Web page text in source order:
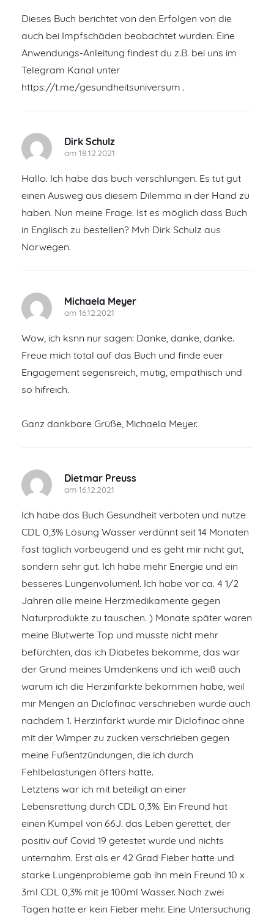
Dieses Buch berichtet von den Erfolgen von die
auch bei Impfschäden beobachtet wurden. Eine
Anwendungs-Anleitung findest du z.B. bei uns im
Telegram Kanal unter
https://t.me/gesundheitsuniversum .
Dirk Schulz
am 18.12.2021
Hallo. Ich habe das buch verschlungen. Es tut gut
einen Ausweg aus diesem Dilemma in der Hand zu
haben. Nun meine Frage. Ist es möglich dass Buch
in Englisch zu bestellen? Mvh Dirk Schulz aus
Norwegen.
Michaela Meyer
am 16.12.2021
Wow, ich ksnn nur sagen: Danke, danke, danke.
Freue mich total auf das Buch und finde euer
Engagement segensreich, mutig, empathisch und
so hifreich.
Ganz dankbare Grüße, Michaela Meyer.
Dietmar Preuss
am 16.12.2021
Ich habe das Buch Gesundheit verboten und nutze
CDL 0,3% Lösung Wasser verdünnt seit 14 Monaten
fast täglich vorbeugend und es geht mir nicht gut,
sondern sehr gut. Ich habe mehr Energie und ein
besseres Lungenvolumen!. Ich habe vor ca. 4 1/2
Jahren alle meine Herzmedikamente gegen
Naturprodukte zu tauschen. ) Monate später waren
meine Blutwerte Top und musste nicht mehr
befürchten, das ich Diabetes bekomme, das war
der Grund meines Umdenkens und ich weiß auch
warum ich die Herzinfarkte bekommen habe, weil
mir Mengen an Diclofinac verschrieben wurde auch
nachdem 1. Herzinfarkt wurde mir Diclofinac ohne
mit der Wimper zu zucken verschrieben gegen
meine Fußentzündungen, die ich durch
Fehlbelastungen öfters hatte.
Letztens war ich mit beteiligt an einer
Lebensrettung durch CDL 0,3%. Ein Freund hat
einen Kumpel von 66J. das Leben gerettet, der
positiv auf Covid 19 getestet wurde und nichts
unternahm. Erst als er 42 Grad Fieber hatte und
starke Lungenprobleme gab ihn mein Freund 10 x
3ml CDL 0,3% mit je 100ml Wasser. Nach zwei
Tagen hatte er kein Fieber mehr. Eine Untersuchung